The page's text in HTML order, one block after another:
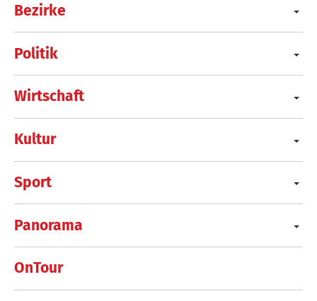
Bezirke
Politik
Wirtschaft
Kultur
Sport
Panorama
OnTour